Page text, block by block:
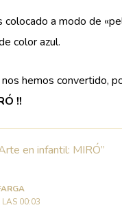
colocado a modo de
color azul.
hemos convertido,
!!
en infantil: MIRÓ”
00:03